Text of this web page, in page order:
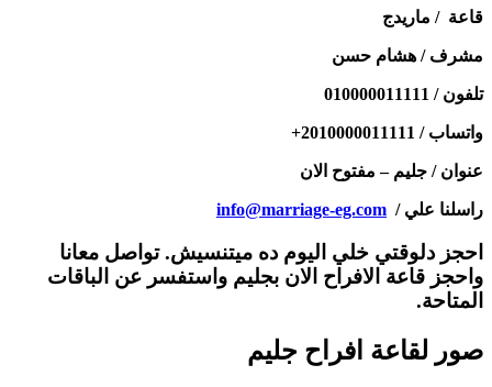
قاعة / ماريدج
مشرف / هشام حسن
تلفون / 010000011111
واتساب / ⁦+2010000011111
عنوان / جليم – مفتوح الان
راسلنا علي / info@marriage-eg.com
احجز دلوقتي خلي اليوم ده ميتنسيش. تواصل معانا
واحجز قاعة الافراح الان بجليم واستفسر عن الباقات
المتاحة.
صور لقاعة افراح جليم